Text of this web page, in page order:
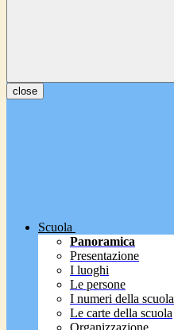
close
Scuola
Panoramica
Presentazione
I luoghi
Le persone
I numeri della scuola
Le carte della scuola